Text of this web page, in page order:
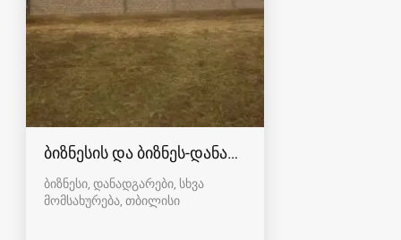
ბიზნესის და ბიზნეს-დანადგარების გაქირავება
ბიზნესი, დანადგარები, სხვა
მომსახურება თბილისი